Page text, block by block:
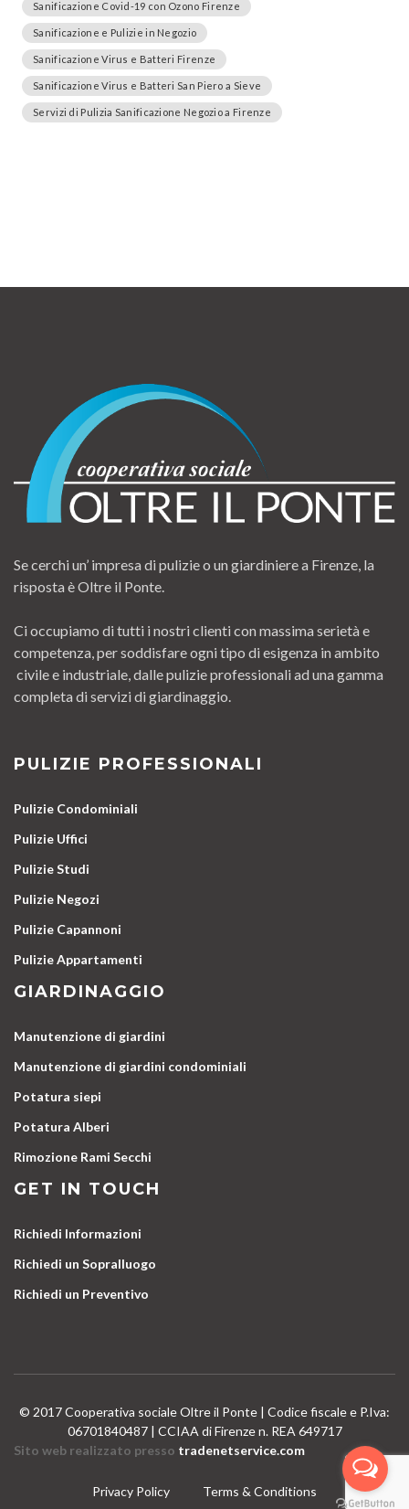
Sanificazione Covid-19 con Ozono Firenze
Sanificazione e Pulizie in Negozio
Sanificazione Virus e Batteri Firenze
Sanificazione Virus e Batteri San Piero a Sieve
Servizi di Pulizia Sanificazione Negozio a Firenze
Se cerchi un’ impresa di pulizie o un giardiniere a Firenze, la
risposta è Oltre il Ponte.
Ci occupiamo di tutti i nostri clienti con massima serietà e
competenza, per soddisfare ogni tipo di esigenza in ambito
civile e industriale, dalle pulizie professionali ad una gamma
completa di servizi di giardinaggio.
PULIZIE PROFESSIONALI
Pulizie Condominiali
Pulizie Uffici
Pulizie Studi
Pulizie Negozi
Pulizie Capannoni
Pulizie Appartamenti
GIARDINAGGIO
Manutenzione di giardini
Manutenzione di giardini condominiali
Potatura siepi
Potatura Alberi
Rimozione Rami Secchi
GET IN TOUCH
Richiedi Informazioni
Richiedi un Sopralluogo
Richiedi un Preventivo
© 2017 Cooperativa sociale Oltre il Ponte | Codice fiscale e P.Iva:
06701840487 | CCIAA di Firenze n. REA 649717
Sito web realizzato presso tradenetservice.com
Privacy Policy Terms & Conditions